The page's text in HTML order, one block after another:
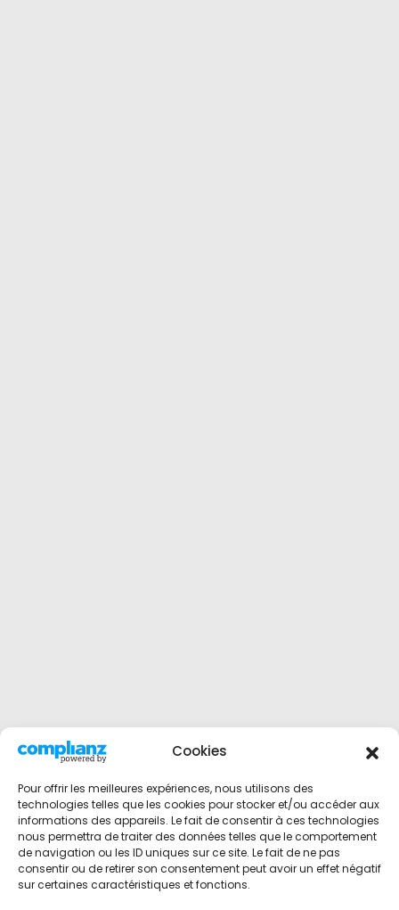
Cookies
Pour offrir les meilleures expériences, nous utilisons des
technologies telles que les cookies pour stocker et/ou accéder aux
informations des appareils. Le fait de consentir à ces technologies
nous permettra de traiter des données telles que le comportement
de navigation ou les ID uniques sur ce site. Le fait de ne pas
consentir ou de retirer son consentement peut avoir un effet négatif
sur certaines caractéristiques et fonctions.